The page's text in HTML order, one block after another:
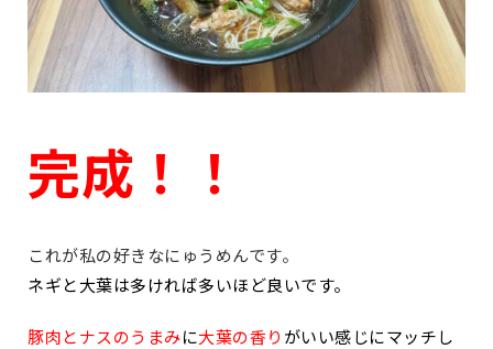
完成！！
これが私の好きなにゅうめんです。
ネギと大葉は多ければ多いほど良いです。
豚肉とナスのうまみに大葉の香り がいい感じにマッチし